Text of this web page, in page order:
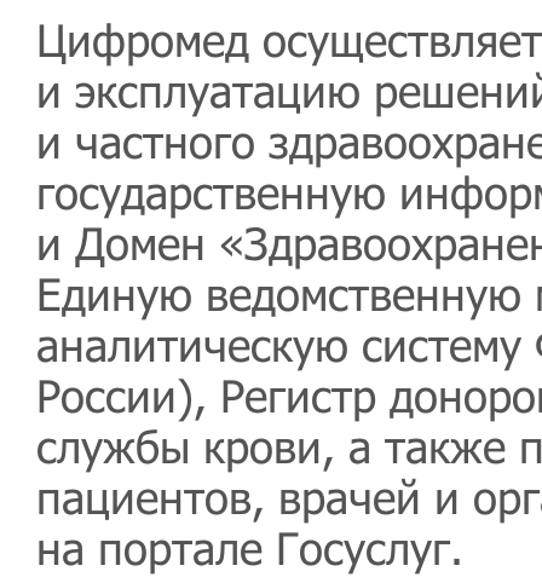
Цифромед
и эксплуатацию
и частного
государственную
и Домен
Единую
аналитическую
России), Регистр
службы крови, а также
пациентов, врачей и
на портале Госуслуг.